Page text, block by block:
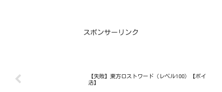
スポンサーリンク
【失敗】東方ロストワード（レベル100）【ポイ
活】